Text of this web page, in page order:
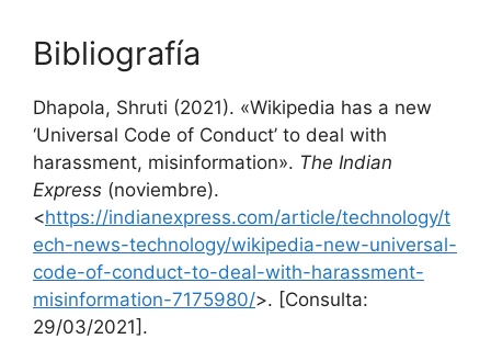
Bibliografía
Dhapola, Shruti (2021). «Wikipedia has a new
‘Universal Code of Conduct’ to deal with
harassment, misinformation». The Indian
Express (noviembre).
<https://indianexpress.com/article/technology/t
ech-news-technology/wikipedia-new-universal-
code-of-conduct-to-deal-with-harassment-
misinformation-7175980/>. [Consulta:
29/03/2021].